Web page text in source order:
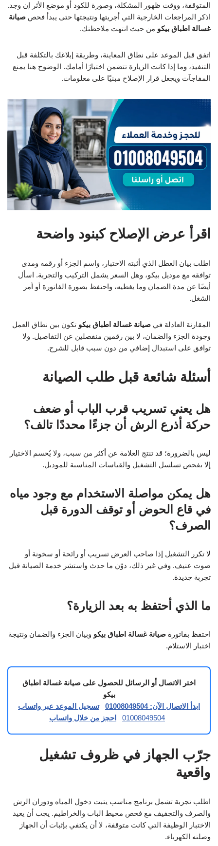
المتوقفة، ووقت ظهور المشكلة، وصورة للكود أو موضع الأثر إن وجد.
اذكر المراجعات الخارجية التي أجريتها ونتيجتها حتى يبدأ فحص صيانة
غسالة اطباق بيكو من حيث انتهت ملاحظتك.
اتفق قبل الموعد على نطاق المعاينة، وطريقة إبلاغك بالتكلفة قبل
التنفيذ، وما إذا كانت الزيارة تتضمن اختبارًا أمامك. الوضوح هنا يمنع
المفاجآت ويجعل قرار الإصلاح مبنيًا على معلومات.
اقرأ عرض الإصلاح كبنود واضحة
اطلب بيان العطل الذي أثبته الاختبار، واسم الجزء أو رقمه ومدى
توافقه مع موديل بيكو، وهل السعر يشمل التركيب والتجربة. اسأل
أيضًا عن مدة الضمان وما يغطيه، واحتفظ بصورة الفاتورة أو أمر
الشغل.
المقارنة العادلة في صيانة غسالة اطباق بيكو تكون بين نطاق العمل
وجودة الجزء والضمان، لا بين رقمين منفصلين عن التفاصيل. ولا
توافق على استبدال إضافي من دون سبب قابل للشرح.
أسئلة شائعة قبل طلب الصيانة
هل يعني تسريب قرب الباب أو ضعف
حركة أذرع الرش أن جزءًا محددًا تالف؟
ليس بالضرورة؛ قد تنتج العلامة عن أكثر من سبب، ولا يُحسم الاختيار
إلا بفحص تسلسل التشغيل والقياسات المناسبة للموديل.
هل يمكن مواصلة الاستخدام مع وجود مياه
في قاع الحوض أو توقف الدورة قبل
الصرف؟
لا تكرر التشغيل إذا صاحب العرض تسريب أو رائحة أو سخونة أو
صوت عنيف. وفي غير ذلك، دوّن ما حدث واستشر خدمة الصيانة قبل
تجربة جديدة.
ما الذي أحتفظ به بعد الزيارة؟
احتفظ بفاتورة صيانة غسالة اطباق بيكو وبيان الجزء والضمان ونتيجة
اختبار الاستلام.
اختر الاتصال أو الرسائل للحصول على صيانة غسالة اطباق
بيكو
ابدأ الاتصال الآن: 01008049504
تسجيل الموعد عبر واتساب
01008049504
احجز من خلال واتساب
جرّب الجهاز في ظروف تشغيل
واقعية
اطلب تجربة تشمل برنامج مناسب يثبت دخول المياه ودوران الرش
والصرف والتجفيف مع فحص محيط الباب والخراطيم. يجب أن يعيد
الاختبار الوظيفة التي كانت متوقفة، لا أن يكتفي بإثبات أن الجهاز
وصلته الكهرباء.